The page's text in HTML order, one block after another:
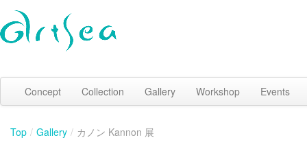
Concept Collection Gallery Workshop Events
Top / Gallery / カノン Kannon 展